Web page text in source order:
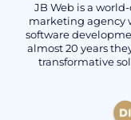
JB Web is a
marketing agency
software
almost 20 years
transformative